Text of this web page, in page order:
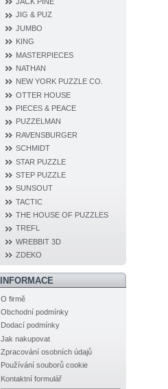
JIG & PUZ
JUMBO
KING
MASTERPIECES
NATHAN
NEW YORK PUZZLE CO.
OTTER HOUSE
PIECES & PEACE
PUZZELMAN
RAVENSBURGER
SCHMIDT
STAR PUZZLE
STEP PUZZLE
SUNSOUT
TACTIC
THE HOUSE OF PUZZLES
TREFL
WREBBIT 3D
ZDEKO
INFORMACE
O firmě
Obchodní podmínky
Dodací podmínky
Jak nakupovat
Zpracování osobních údajů
Používání souborů cookie
Kontaktní formulář